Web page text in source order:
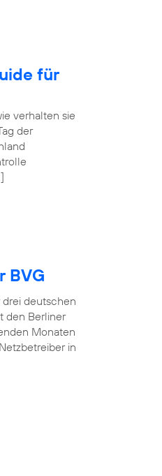
für
verhalten sie
der
BVG
deutschen
den Berliner
Monaten
in